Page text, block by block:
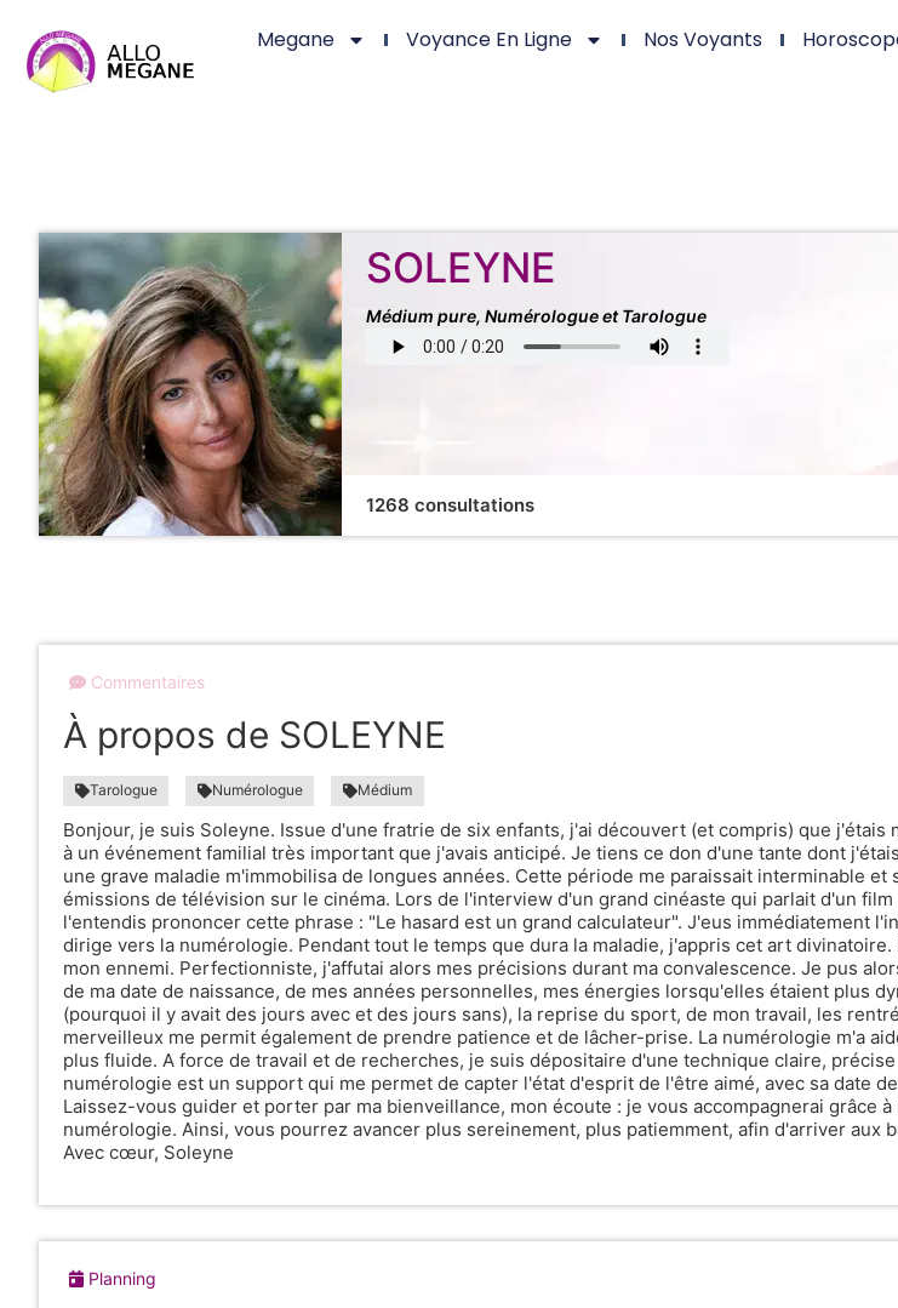
Megane Voyance En Ligne Nos Voyants
SOLEYNE
Médium pure, Numérologue et Tarologue
1268 consultations
Commentaires
À propos de SOLEYNE
Tarologue Numérologue Médium
Bonjour, je suis Soleyne. Issue d'une fratrie de six enfants, j'ai découvert (et compris) que j'étais
à un événement familial très important que j'avais anticipé. Je tiens ce don d'une tante dont
une grave maladie m'immobilisa de longues années. Cette période me paraissait interminable et
émissions de télévision sur le cinéma. Lors de l'interview d'un grand cinéaste qui parlait d'un
l'entendis prononcer cette phrase : "Le hasard est un grand calculateur". J'eus immédiatement
dirige vers la numérologie. Pendant tout le temps que dura la maladie, j'appris cet art
mon ennemi. Perfectionniste, j'affutai alors mes précisions durant ma convalescence. Je pus
de ma date de naissance, de mes années personnelles, mes énergies lorsqu'elles étaient plus
(pourquoi il y avait des jours avec et des jours sans), la reprise du sport, de mon travail, les
merveilleux me permit également de prendre patience et de lâcher-prise. La numérologie m'a
plus fluide. A force de travail et de recherches, je suis dépositaire d'une technique claire,
numérologie est un support qui me permet de capter l'état d'esprit de l'être aimé, avec sa date
Laissez-vous guider et porter par ma bienveillance, mon écoute : je vous accompagnerai grâce
numérologie. Ainsi, vous pourrez avancer plus sereinement, plus patiemment, afin d'arriver aux
Avec cœur, Soleyne
Planning